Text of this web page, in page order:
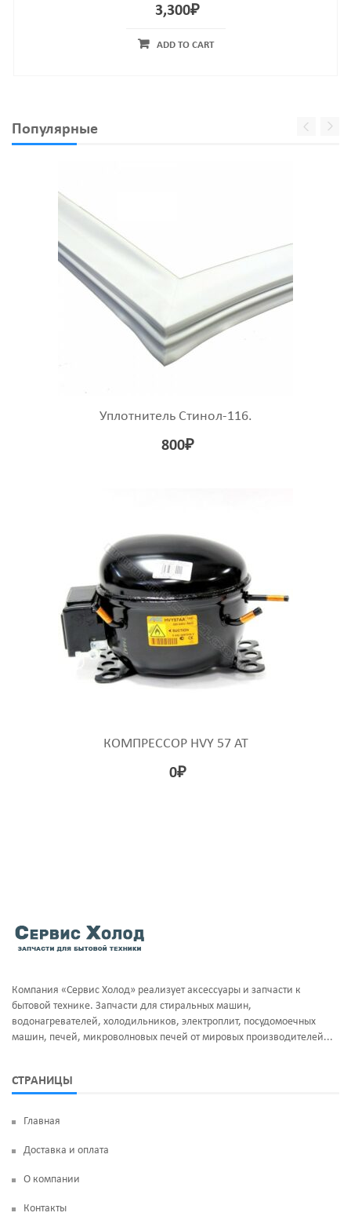
3,300₽
ADD TO CART
Популярные
Уплотнитель Стинол-116.
800₽
КОМПРЕССОР HVY 57 AT
0₽
Компания «Сервис Холод» реализует аксессуары и запчасти к
бытовой технике. Запчасти для стиральных машин,
водонагревателей, холодильников, электроплит, посудомоечных
машин, печей, микроволновых печей от мировых производителей...
СТРАНИЦЫ
Главная
Доставка и оплата
О компании
Контакты